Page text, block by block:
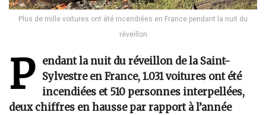
Plus de mille voitures ont été incendiées en France pendant la nuit du
réveillon
P
endant la nuit du réveillon de la Saint-
Sylvestre en France, 1.031 voitures ont été
incendiées et 510 personnes interpellées,
deux chiffres en hausse par rapport à l’année